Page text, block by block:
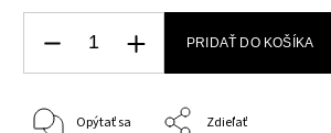
PRIDAŤ DO KOŠÍKA
Opýtať sa Zdieľať